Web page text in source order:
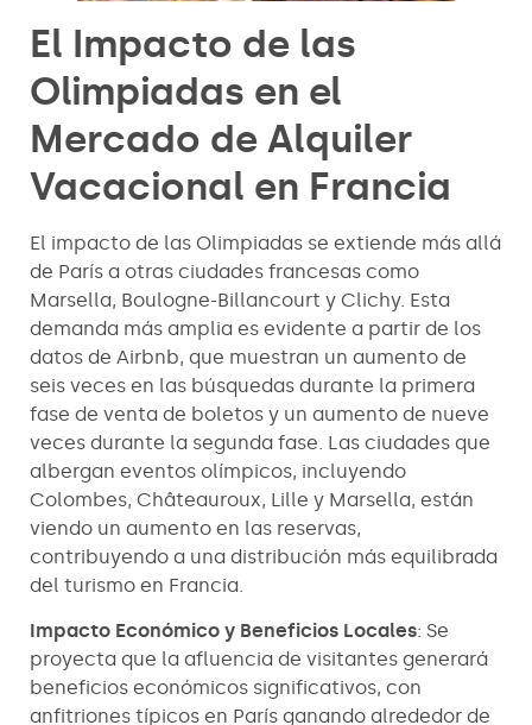
El Impacto de las
Olimpiadas en el
Mercado de Alquiler
Vacacional en Francia
El impacto de las Olimpiadas se extiende más allá
de París a otras ciudades francesas como
Marsella, Boulogne-Billancourt y Clichy. Esta
demanda más amplia es evidente a partir de los
datos de Airbnb, que muestran un aumento de
seis veces en las búsquedas durante la primera
fase de venta de boletos y un aumento de nueve
veces durante la segunda fase. Las ciudades que
albergan eventos olímpicos, incluyendo
Colombes, Châteauroux, Lille y Marsella, están
viendo un aumento en las reservas,
contribuyendo a una distribución más equilibrada
del turismo en Francia.
Impacto Económico y Beneficios Locales: Se
proyecta que la afluencia de visitantes generará
beneficios económicos significativos, con
anfitriones típicos en París ganando alrededor de